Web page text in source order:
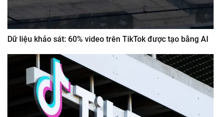
Dữ liệu khảo sát: 60% video trên TikTok được tạo bằng AI